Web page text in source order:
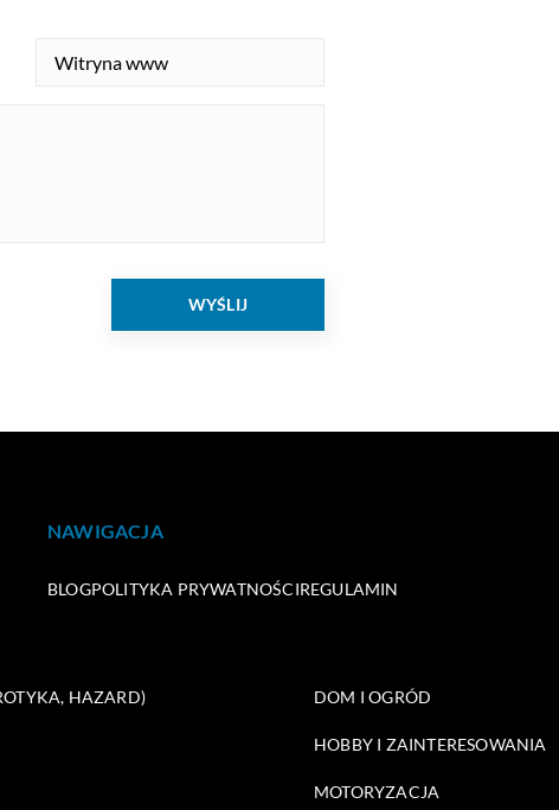
NAWIGACJA
BLOGPOLITYKA PRYWATNOŚCIREGULAMIN
HAZARD) DOM I OGRÓD
HOBBY I ZAINTERESOWANIA
MOTORYZACJA